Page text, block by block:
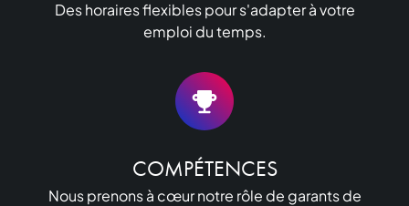
Des horaires flexibles pour s'adapter à votre
emploi du temps.
COMPÉTENCES
Nous prenons à cœur notre rôle de garants de